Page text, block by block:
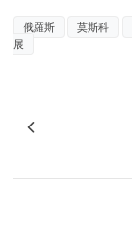
俄羅斯 莫斯科
展